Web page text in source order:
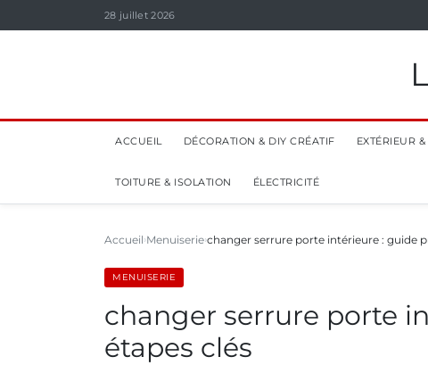
28 juillet 2026
ACCUEIL DÉCORATION & DIY CRÉATIF EXTÉRIEUR
TOITURE & ISOLATION ÉLECTRICITÉ
Accueil Menuiserie changer serrure porte intérieure : guide
MENUISERIE
changer serrure porte
étapes clés